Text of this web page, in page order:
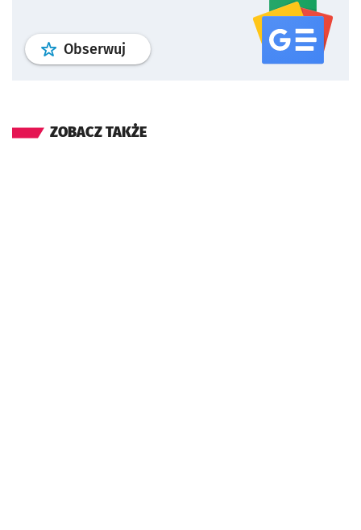
Obserwuj profil serwisu
ZOBACZ TAKŻE